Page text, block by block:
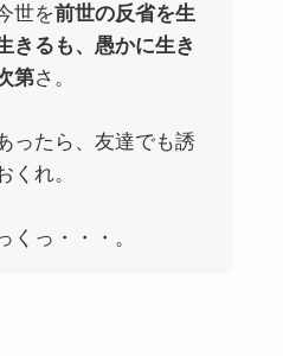
世を前世の反省を生
きるも、愚かに生き
第さ。
ったら、友達でも誘
くれ。
くっ・・・。